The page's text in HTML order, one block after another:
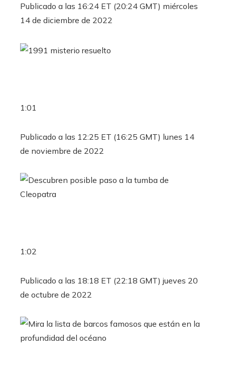
Publicado a las 16:24 ET (20:24 GMT) miércoles
14 de diciembre de 2022
1:01
Publicado a las 12:25 ET (16:25 GMT) lunes 14
de noviembre de 2022
1:02
Publicado a las 18:18 ET (22:18 GMT) jueves 20
de octubre de 2022